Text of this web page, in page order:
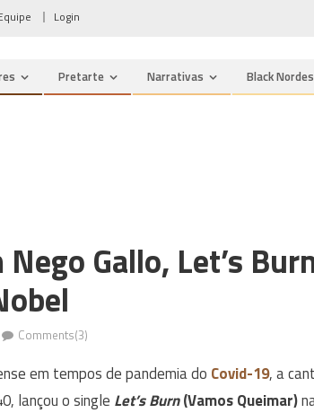
Login
Pretarte Narrativas Black
Gallo, Let’s
Comments(3)
em tempos de pandemia do Covid-19, a
lançou o single Let’s Burn(Vamos Queimar)